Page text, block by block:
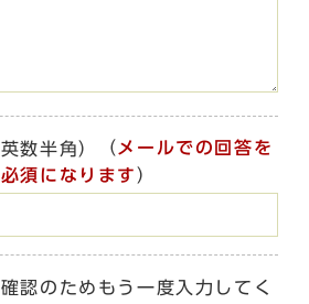
数半角） （ メールでの回答を
須になります ）
認のためもう一度入力してく